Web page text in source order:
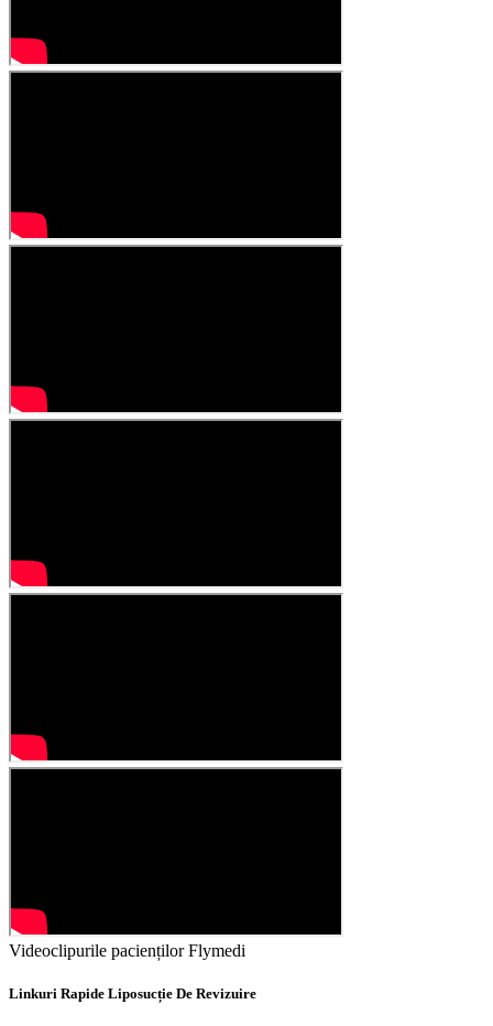
Videoclipurile pacienților Flymedi
Linkuri Rapide Liposucție De Revizuire